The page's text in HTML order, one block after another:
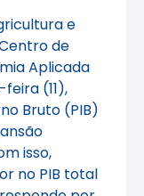
e
de
Aplicada
(11),
Bruto (PIB)
isso,
no PIB total